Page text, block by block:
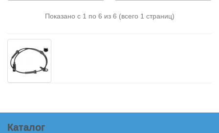
Показано с 1 по 6 из 6 (всего 1 страниц)
Каталог